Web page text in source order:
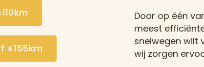
±155km
Door op één
meest
snelwegen wilt
wij zorgen